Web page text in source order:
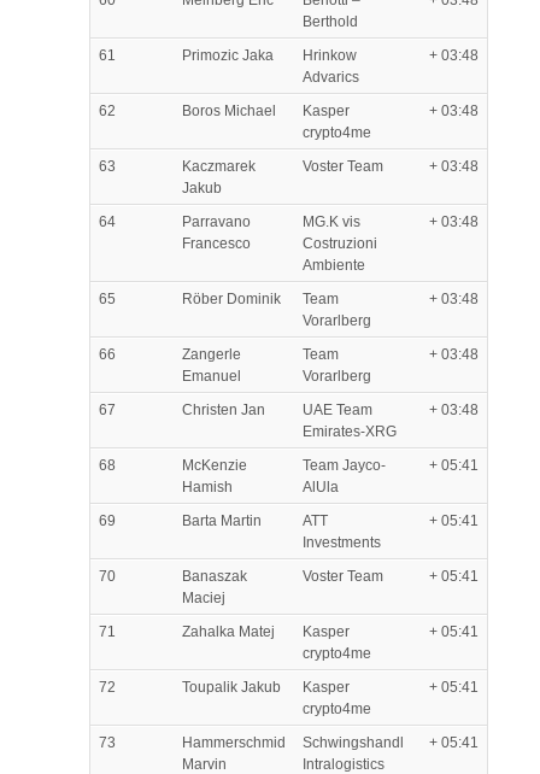
Berthold
61 Primozic Jaka
Hrinkow
Advarics
+ 03:48
62 Boros Michael
Kasper
crypto4me
+ 03:48
63
Kaczmarek
Jakub
Voster Team + 03:48
64
Parravano
Francesco
MG.K vis
Costruzioni
Ambiente
+ 03:48
65 Röber Dominik
Team
Vorarlberg
+ 03:48
66
Zangerle
Emanuel
Team
Vorarlberg
+ 03:48
67 Christen Jan
UAE Team
Emirates-XRG
+ 03:48
68
McKenzie
Hamish
Team Jayco-
AlUla
+ 05:41
69 Barta Martin
ATT
Investments
+ 05:41
70
Banaszak
Maciej
Voster Team + 05:41
71 Zahalka Matej
Kasper
crypto4me
+ 05:41
72 Toupalik Jakub
Kasper
crypto4me
+ 05:41
73
Hammerschmid
Marvin
Schwingshandl
Intralogistics
+ 05:41